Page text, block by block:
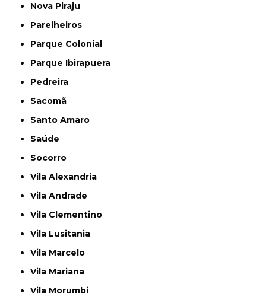
Nova Piraju
Parelheiros
Parque Colonial
Parque Ibirapuera
Pedreira
Sacomã
Santo Amaro
Saúde
Socorro
Vila Alexandria
Vila Andrade
Vila Clementino
Vila Lusitania
Vila Marcelo
Vila Mariana
Vila Morumbi